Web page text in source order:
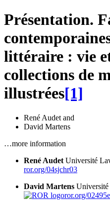
Présentation.
littéraire : vie
collections de
illustrées[1]
René Audet and
David Martens
…more information
René Audet Université
ror.org/04sjchr03
David Martens
ror.org/